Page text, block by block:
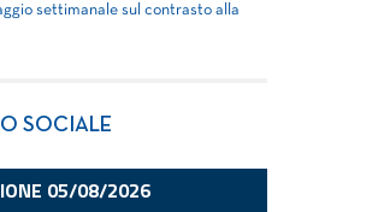
settimanale sul contrasto alla
SOCIALE